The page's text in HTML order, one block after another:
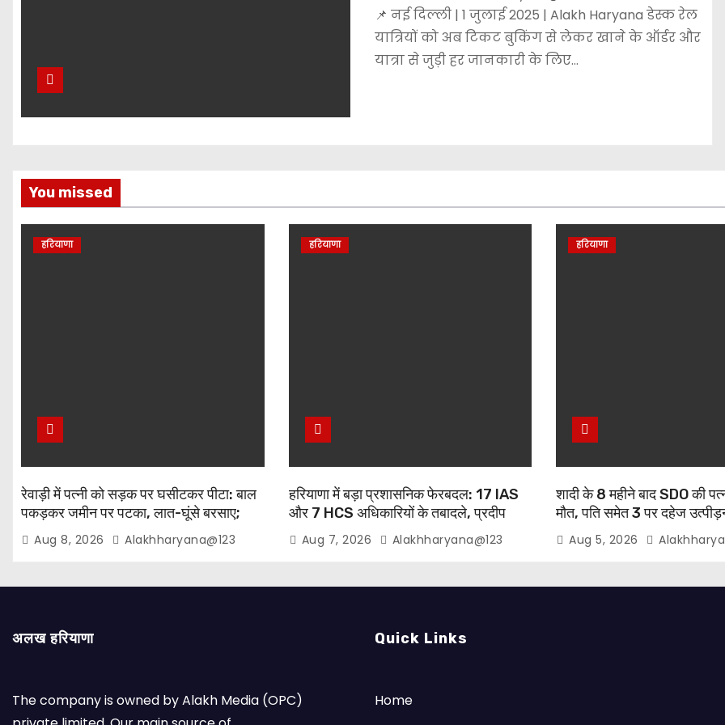
📌 नई दिल्ली | 1 जुलाई 2025 | Alakh Haryana डेस्क रेल
यात्रियों को अब टिकट बुकिंग से लेकर खाने के ऑर्डर और
यात्रा से जुड़ी हर जानकारी के लिए…
You missed
हरियाणा
रेवाड़ी में पत्नी को सड़क पर घसीटकर पीटा: बाल
पकड़कर जमीन पर पटका, लात-घूंसे बरसाए;
महिला चीखती रही- “मम्मी… मम्मी”
Aug 8, 2026 Alakhharyana@123
हरियाणा
हरियाणा में बड़ा प्रशासनिक फेरबदल: 17 IAS
और 7 HCS अधिकारियों के तबादले, प्रदीप
दहिया की 24 घंटे में गुरुग्राम वापसी
Aug 7, 2026 Alakhharyana@123
हरियाणा
शादी के 8 महीने बाद SDO की
मौत, पति समेत 3 पर दहेज
Aug 5, 2026
अलख हरियाणा
The company is owned by Alakh Media (OPC)
Quick Links
Home